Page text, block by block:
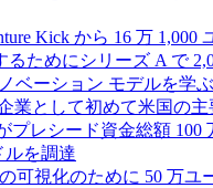
Kick から 16 万 1,000
ためにシリーズ A で
ベーション モデルを学ぶ
業として初めて米国の
プレシード資金総額 100
ルを調達
可視化のために 50 万ユ